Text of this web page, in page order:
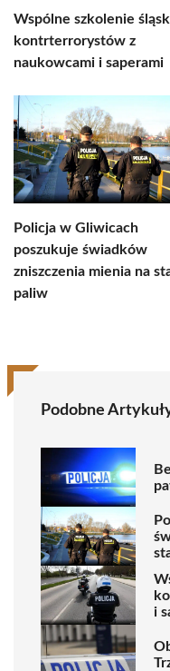
Wspólne szkolenie
kontrterrorystów z
naukowcami i saperami
Policja w Gliwicach
poszukuje świadków
zniszczenia mienia na
paliw
Podobne
i